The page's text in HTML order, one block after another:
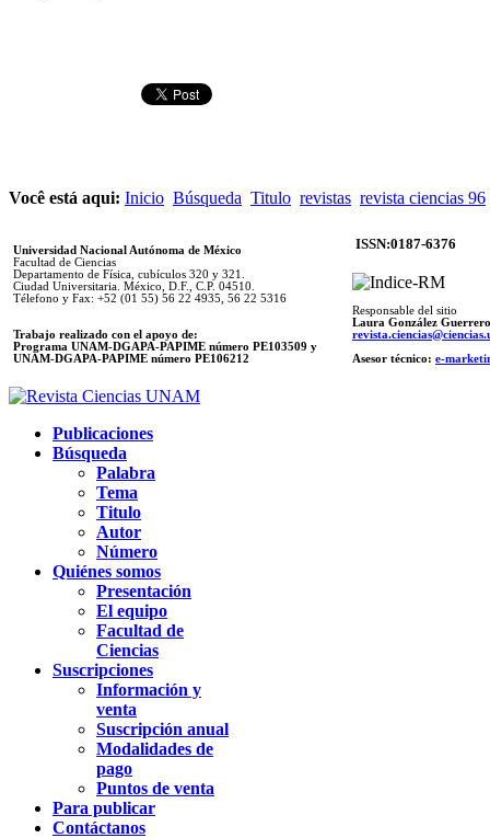
Você está aqui: Inicio Búsqueda Titulo revistas revista ciencias 96
Universidad Nacional Autónoma de México
Facultad de Ciencias
Departamento de Física, cubículos 320 y 321.
Ciudad Universitaria. México, D.F., C.P. 04510.
Télefono y Fax: +52 (01 55) 56 22 4935, 56 22 5316
Trabajo realizado con el apoyo de:
Programa UNAM-DGAPA-PAPIME número PE103509 y
UNAM-DGAPA-PAPIME número PE106212
ISSN:0187-6376
Responsable del sitio
Laura González Guerrero
Asesor técnico: e-
Publicaciones
Búsqueda
Palabra
Tema
Titulo
Autor
Número
Quiénes somos
Presentación
El equipo
Facultad de
Ciencias
Suscripciones
Información y
venta
Suscripción anual
Modalidades de
pago
Puntos de venta
Para publicar
Contáctanos